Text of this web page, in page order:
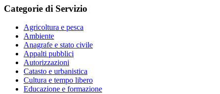
Categorie di Servizio
Agricoltura e pesca
Ambiente
Anagrafe e stato civile
Appalti pubblici
Autorizzazioni
Catasto e urbanistica
Cultura e tempo libero
Educazione e formazione